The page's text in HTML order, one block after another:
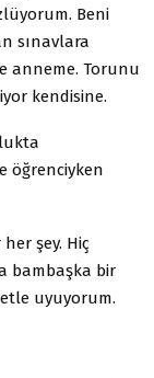
Beni
sınavlara
anneme. Torunu
kendisine.
öğrenciyken
şey. Hiç
bambaşka bir
uyuyorum.